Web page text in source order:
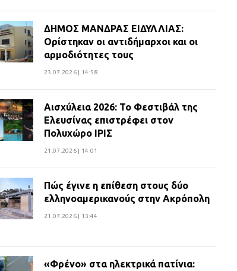
ΔΗΜΟΣ ΜΑΝΔΡΑΣ ΕΙΔΥΛΛΙΑΣ:
Ορίστηκαν οι αντιδήμαρχοι και οι
αρμοδιότητες τους
23.07.2026 | 14:58
Αισχύλεια 2026: Το Φεστιβάλ της
Ελευσίνας επιστρέφει στον
Πολυχώρο ΙΡΙΣ
21.07.2026 | 14:01
Πώς έγινε η επίθεση στους δύο
ελληνοαμερικανούς στην Ακρόπολη
21.07.2026 | 13:44
«Φρένο» στα ηλεκτρικά πατίνια: